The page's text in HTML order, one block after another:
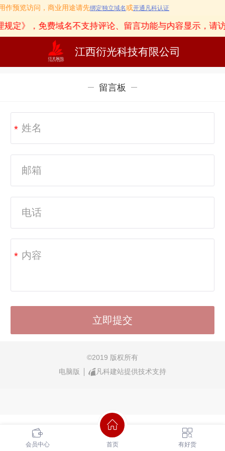
作预览访问，商业用途请先绑定独立域名或开通凡科认证
定》 ，免费域名不支持评论、留言功能与内容显示，请
江西衍光科技有限公司
留言板
*
*
©2019 版权所有
电脑版
凡科建站提供技术支持
会员中心 首页 有好货